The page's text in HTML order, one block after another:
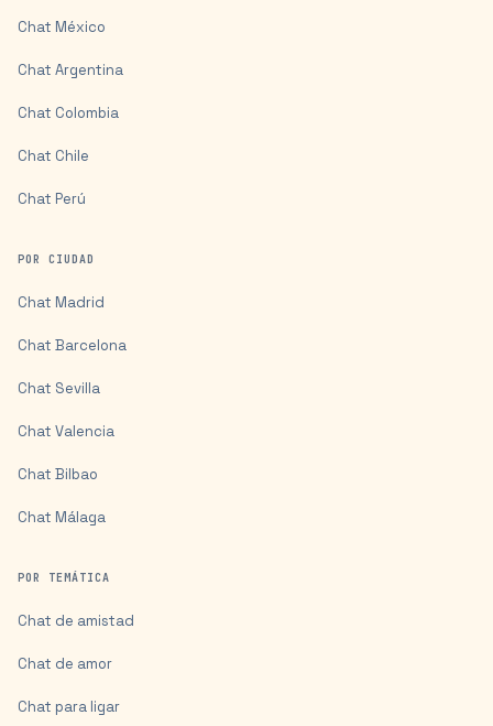
Chat México
Chat Argentina
Chat Colombia
Chat Chile
Chat Perú
POR CIUDAD
Chat Madrid
Chat Barcelona
Chat Sevilla
Chat Valencia
Chat Bilbao
Chat Málaga
POR TEMÁTICA
Chat de amistad
Chat de amor
Chat para ligar